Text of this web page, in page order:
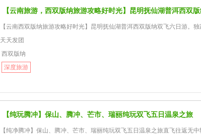
【云南旅游，西双版纳旅游攻略好时光】昆明抚仙湖普洱西双
【云南西双版纳旅游攻略好时光】昆明抚仙湖普洱西双版纳双飞六日游。
天天发团
西双版纳
深度旅游
【纯玩腾冲】保山、腾冲、芒市、瑞丽纯玩双飞五日温泉之旅
【纯净腾冲】保山、腾冲、芒市、瑞丽纯玩双飞五日温泉之旅直飞往返